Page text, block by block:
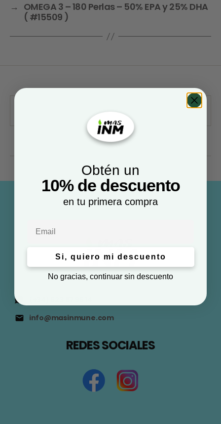
→ OMEGA 3 – 180 Perlas – 50% EPA y 25% DHA
( #15509 )
info@masinmune.com
REDES SOCIALES
Obtén un
10% de descuento
en tu primera compra
Si, quiero mi descuento
No gracias, continuar sin descuento